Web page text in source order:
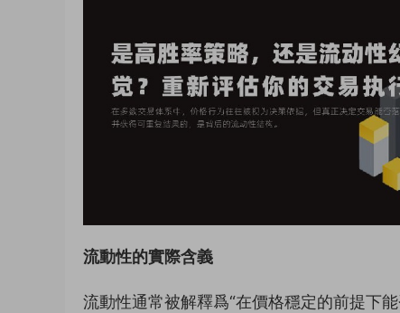
流動性的實際含義
流動性通常被解釋爲“在價格穩定的前提下